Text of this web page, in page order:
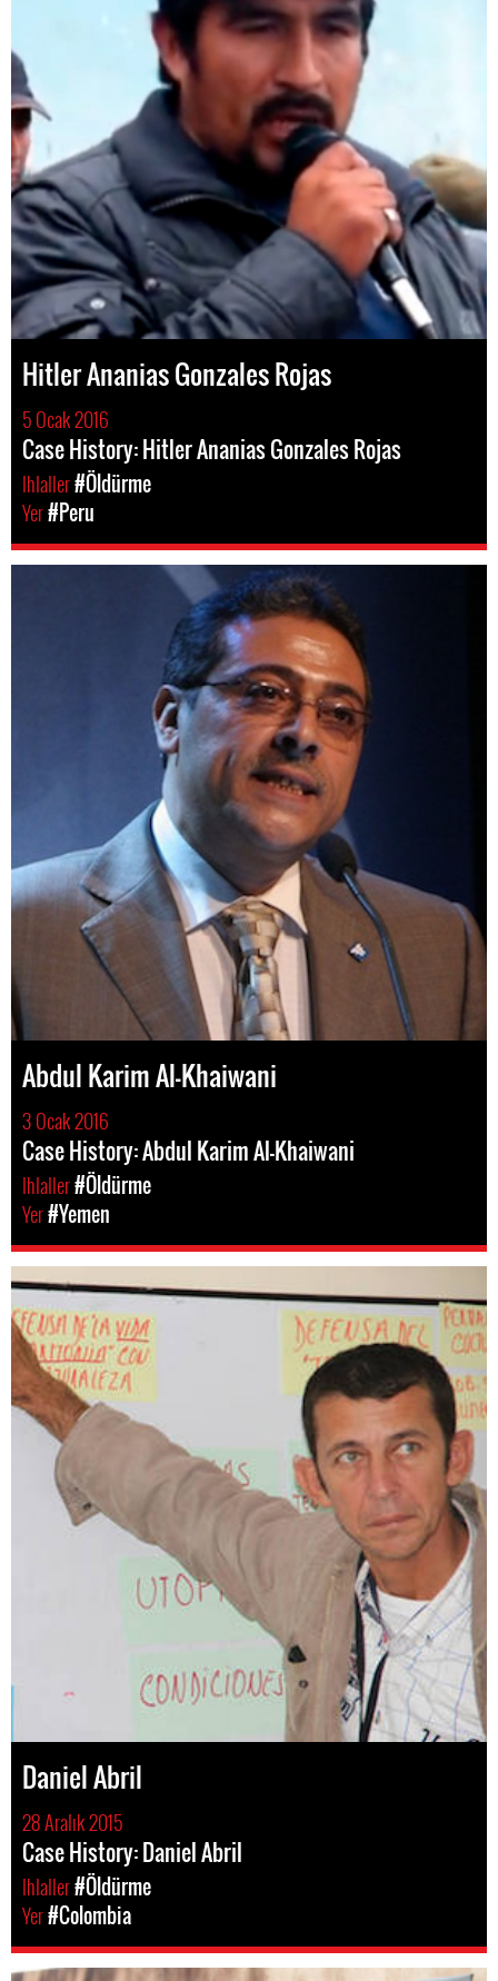
Hitler Ananias Gonzales Rojas
5 Ocak 2016
Case History: Hitler Ananias Gonzales Rojas
Ihlaller#Öldürme
Yer#Peru
Abdul Karim Al-Khaiwani
3 Ocak 2016
Case History: Abdul Karim Al-Khaiwani
Ihlaller#Öldürme
Yer#Yemen
Daniel Abril
28 Aralık 2015
Case History: Daniel Abril
Ihlaller#Öldürme
Yer#Colombia